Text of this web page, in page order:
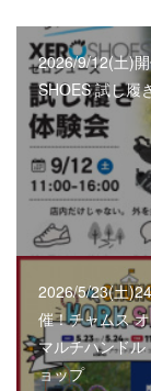
2026/9/12(土)
SHOES 試し履
2026/5/23(土
催！チャムス
マルチハンドル
ョップ